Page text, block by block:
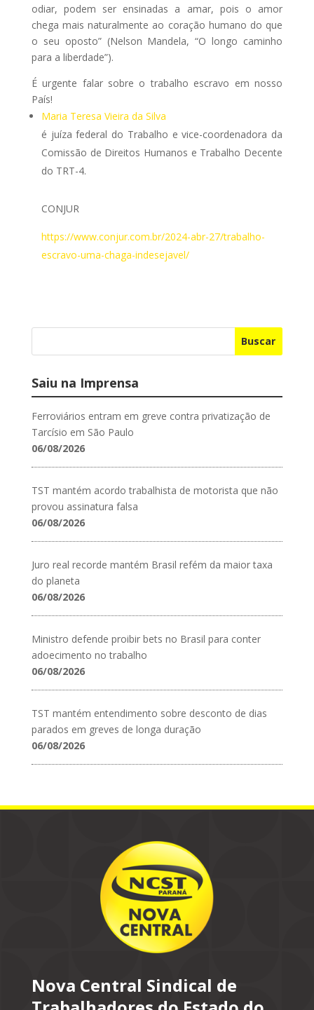
odiar, podem ser ensinadas a amar, pois o amor
chega mais naturalmente ao coração humano do que
o seu oposto” (Nelson Mandela, “O longo caminho
para a liberdade”).
É urgente falar sobre o trabalho escravo em nosso
País!
Maria Teresa Vieira da Silva
é juíza federal do Trabalho e vice-coordenadora da
Comissão de Direitos Humanos e Trabalho Decente
do TRT-4.
CONJUR
https://www.conjur.com.br/2024-abr-27/trabalho-
escravo-uma-chaga-indesejavel/
Buscar
Saiu na Imprensa
Ferroviários entram em greve contra privatização de
Tarcísio em São Paulo
06/08/2026
TST mantém acordo trabalhista de motorista que não
provou assinatura falsa
06/08/2026
Juro real recorde mantém Brasil refém da maior taxa
do planeta
06/08/2026
Ministro defende proibir bets no Brasil para conter
adoecimento no trabalho
06/08/2026
TST mantém entendimento sobre desconto de dias
parados em greves de longa duração
06/08/2026
Nova Central Sindical de